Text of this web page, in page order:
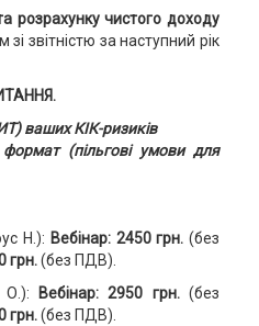
розрахунку чистого доходу
звітністю за наступний рік
ваших КІК-ризиків
(пільгові умови для
Н.): Вебінар: 2450 грн.(без
грн.(без ПДВ).
О.): Вебінар: 2950 грн.(без
грн.(без ПДВ).